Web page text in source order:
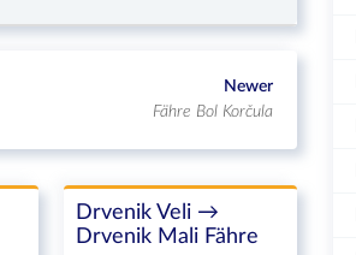
Newer
Fähre Bol Korčula
Drvenik Veli →
Drvenik Mali Fähre